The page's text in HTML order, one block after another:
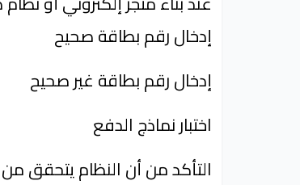
إدخال رقم بطاقة صحيح
إدخال رقم بطاقة غير صحيح
اختبار نماذج الدفع
التأكد من أن النظام يتحقق